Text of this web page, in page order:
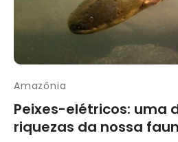
Amazônia
Peixes-elétricos: uma
riquezas da nossa